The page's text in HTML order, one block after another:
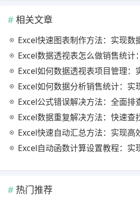
相关文章
Excel快速图表制作方法：实现数
Excel数据透视表怎么做销售统计：实现
Excel如何数据透视表项目管理：实现进
Excel如何数据分析销售统计：实现销售
Excel公式错误解决方法：全面排
Excel数据重复解决方法：快速查
Excel快速自动汇总方法：实现高
Excel自动函数计算设置教程：实现动
热门推荐